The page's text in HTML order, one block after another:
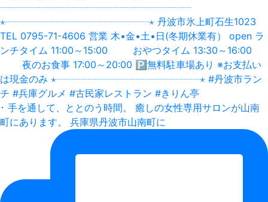
･ 手を通して、ととのう時間。 癒しの女性専用サロンが山南
町にあります。 兵庫県丹波市山南町に